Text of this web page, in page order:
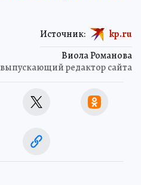
Виола Романова
выпускающий редактор сайта
Источник: kp.ru